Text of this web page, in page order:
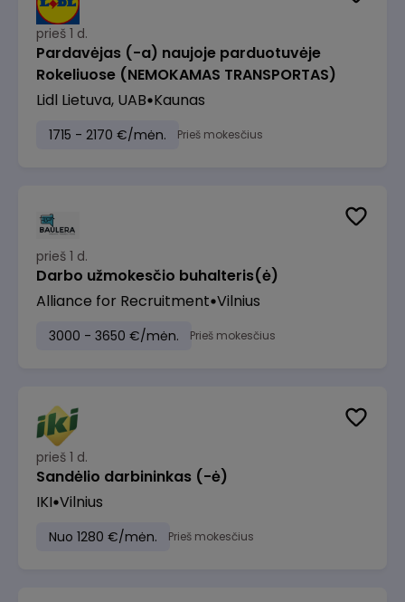
prieš 1 d.
Pardavėjas (-a) naujoje parduotuvėje
Rokeliuose (NEMOKAMAS TRANSPORTAS)
Lidl Lietuva, UAB Kaunas
1715 - 2170 €/mėn. Prieš mokesčius
prieš 1 d.
Darbo užmokesčio buhalteris(ė)
Alliance for Recruitment Vilnius
3000 - 3650 €/mėn. Prieš mokesčius
prieš 1 d.
Sandėlio darbininkas (-ė)
IKI Vilnius
Nuo 1280 €/mėn. Prieš mokesčius